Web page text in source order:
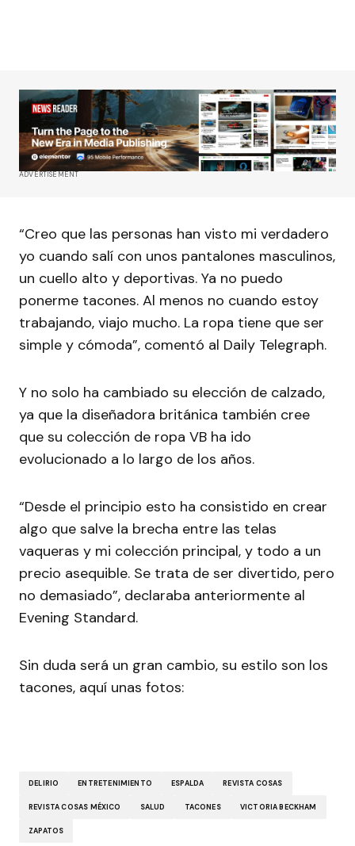
ADVERTISEMENT
“Creo que las personas han visto mi verdadero
yo cuando salí con unos pantalones masculinos,
un cuello alto y deportivas. Ya no puedo
ponerme tacones. Al menos no cuando estoy
trabajando, viajo mucho. La ropa tiene que ser
simple y cómoda”, comentó al Daily Telegraph.
Y no solo ha cambiado su elección de calzado,
ya que la diseñadora británica también cree
que su colección de ropa VB ha ido
evolucionado a lo largo de los años.
“Desde el principio esto ha consistido en crear
algo que salve la brecha entre las telas
vaqueras y mi colección principal, y todo a un
precio asequible. Se trata de ser divertido, pero
no demasiado”, declaraba anteriormente al
Evening Standard.
Sin duda será un gran cambio, su estilo son los
tacones, aquí unas fotos:
DELIRIO ENTRETENIMIENTO ESPALDA REVISTA COSAS
REVISTA COSAS MÉXICO SALUD TACONES VICTORIA BECKHAM
ZAPATOS